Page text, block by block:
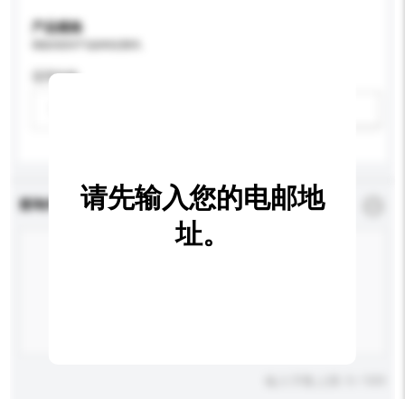
产品规格
适用年龄
查询内容 *必须填写
请先输入您的电邮地
址。